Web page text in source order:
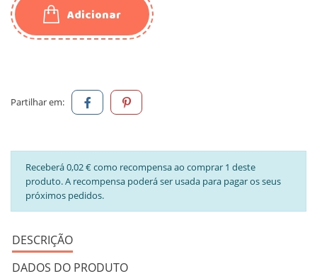
Adicionar
Partilhar em:
Receberá 0,02 € como recompensa ao comprar 1 deste
produto. A recompensa poderá ser usada para pagar os seus
próximos pedidos.
DESCRIÇÃO
DADOS DO PRODUTO